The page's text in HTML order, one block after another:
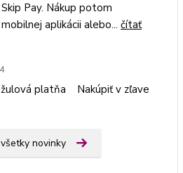
Pay. Nákup potom
aplikácii alebo... čítať
platňa Nakúpiť v zľave
novinky